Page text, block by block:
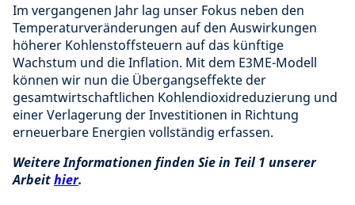
Im vergangenen Jahr lag unser Fokus neben den
Temperaturveränderungen auf den Auswirkungen
höherer Kohlenstoffsteuern auf das künftige
Wachstum und die Inflation. Mit dem E3ME-Modell
können wir nun die Übergangseffekte der
gesamtwirtschaftlichen Kohlendioxidreduzierung und
einer Verlagerung der Investitionen in Richtung
erneuerbare Energien vollständig erfassen.
Weitere Informationen finden Sie in Teil 1 unserer
Arbeithier.